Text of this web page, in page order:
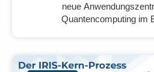
neue
Quantencomputing im